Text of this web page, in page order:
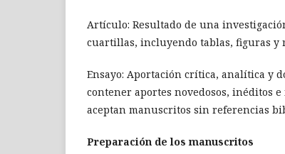
Artículo: Resultado de una
cuartillas, incluyendo tablas, figuras y
Ensayo: Aportación crítica, analítica y
contener aportes novedosos, inéditos
aceptan manuscritos sin referencias
Preparación de los manuscritos